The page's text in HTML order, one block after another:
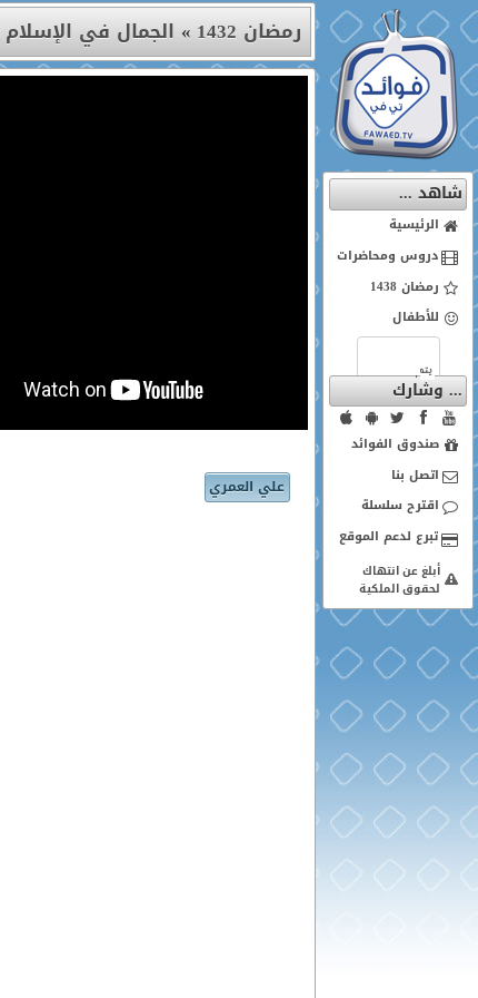
شاهد ...
الرئيسية
دروس ومحاضرات
رمضان 1438
للأطفال
... وشارك
صندوق الفوائد
اتصل بنا
اقترح سلسلة
أبلغ عن انتهاك
لحقوق الملكية
رمضان 1432 » الجمال في الإسلام
علي العمري